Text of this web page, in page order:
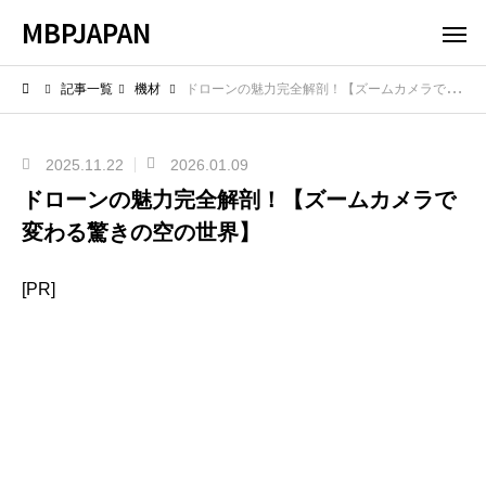
MBPJAPAN
記事一覧 機材 ドローンの魅力完全解剖！【ズームカメラで変わる驚きの空の世界】
2025.11.22 2026.01.09
ドローンの魅力完全解剖！【ズームカメラで
変わる驚きの空の世界】
[PR]